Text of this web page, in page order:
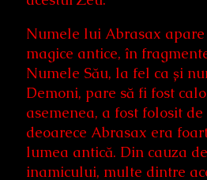
Numele lui Abrasax
magice antice, în
Numele Său, la fel ca și
Demoni, pare să fi fost
asemenea, a fost folosit
deoarece Abrasax era
lumea antică. Din cauza
inamicului, multe dintre